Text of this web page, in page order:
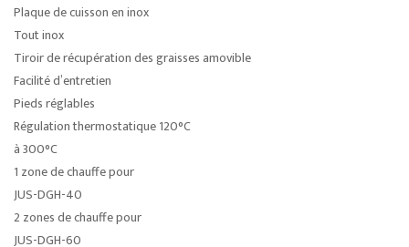
Plaque de cuisson en inox
Tout inox
Tiroir de récupération des graisses amovible
Facilité d’entretien
Pieds réglables
Régulation thermostatique 120°C
à 300°C
1 zone de chauffe pour
JUS-DGH-40
2 zones de chauffe pour
JUS-DGH-60